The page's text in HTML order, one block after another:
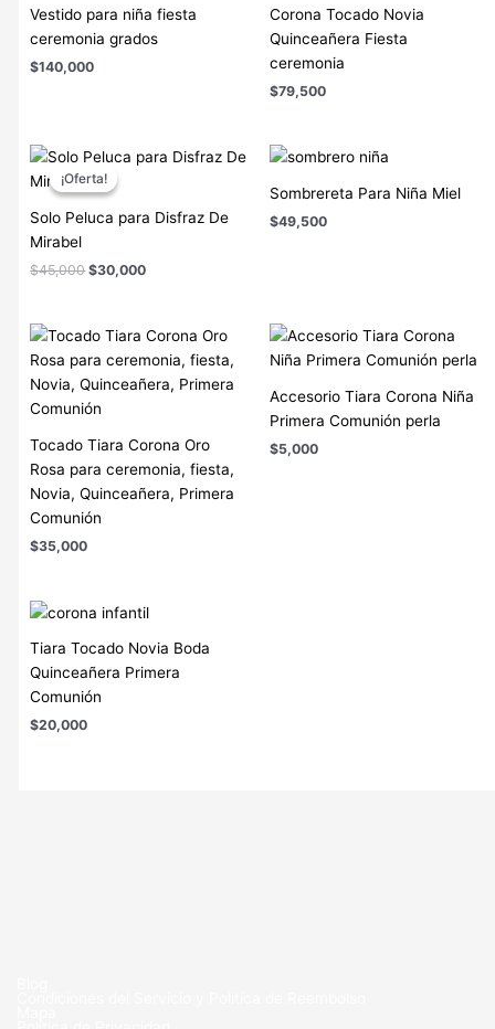
Vestido para niña fiesta
ceremonia grados
$140,000
Corona Tocado Novia
Quinceañera Fiesta
ceremonia
$79,500
¡Oferta!
¡Oferta!
Solo Peluca para Disfraz De
Mirabel
$45,000
El
precio
original
$45,000.
$30,000
El
$30,000.
Sombrereta Para Niña Miel
$49,500
Tocado Tiara Corona Oro
Rosa para ceremonia, fiesta,
Novia, Quinceañera, Primera
Comunión
$35,000
Accesorio Tiara Corona Niña
Primera Comunión perla
$5,000
Tiara Tocado Novia Boda
Quinceañera Primera
Comunión
$20,000